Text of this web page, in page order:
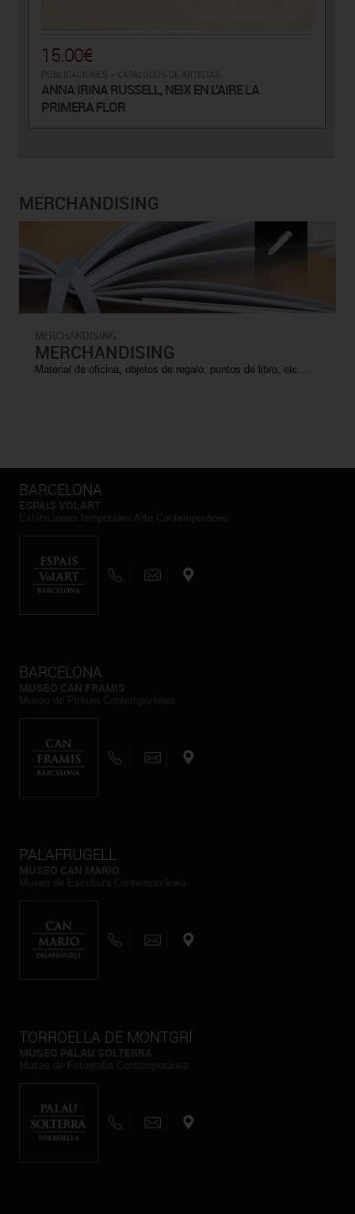
15.00€
-
ANNA IRINA RUSSELL, NEIX EN L’AIRE LA
PRIMERA FLOR
MERCHANDISING
MERCHANDISING
Material de oficina, objetos de regalo, puntos de libro, etc ...
BARCELONA
BARCELONA
PALAFRUGELL
TORROELLA DE MONTGRÍ